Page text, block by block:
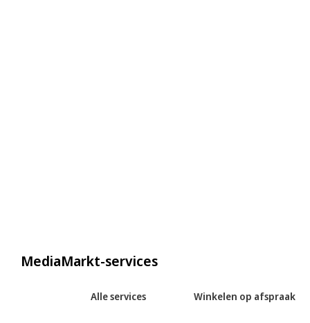
MediaMarkt-services
Alle services Winkelen op afspraak